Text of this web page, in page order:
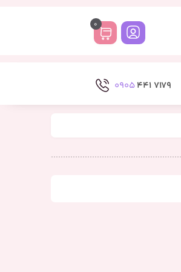
0
7179 441
0905